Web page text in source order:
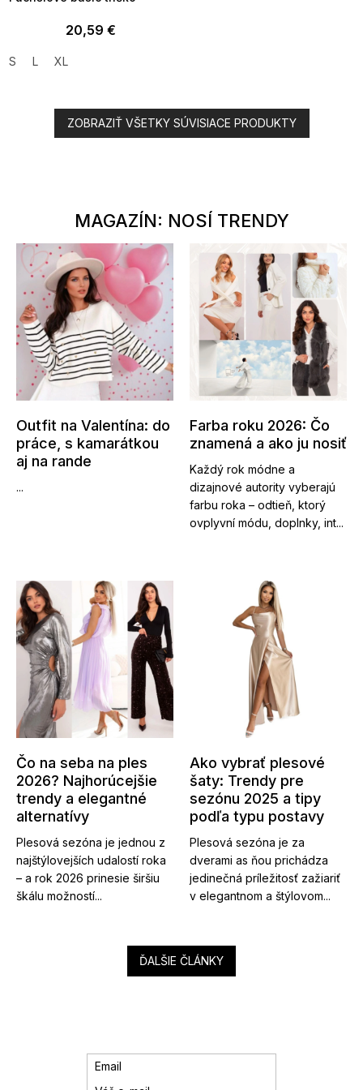
20,59 €
S L XL
ZOBRAZIŤ VŠETKY SÚVISIACE PRODUKTY
MAGAZÍN: NOSÍ TRENDY
Outfit na Valentína: do
práce, s kamarátkou
aj na rande
...
Farba roku 2026: Čo
znamená a ako ju nosiť
Každý rok módne a
dizajnové autority vyberajú
farbu roka – odtieň, ktorý
ovplyvní módu, doplnky, int...
Čo na seba na ples
2026? Najhorúcejšie
trendy a elegantné
alternatívy
Plesová sezóna je jednou z
najštýlovejších udalostí roka
– a rok 2026 prinesie širšiu
škálu možností...
Ako vybrať plesové
šaty: Trendy pre
sezónu 2025 a tipy
podľa typu postavy
Plesová sezóna je za
dverami as ňou prichádza
jedinečná príležitosť zažiariť
v elegantnom a štýlovom...
ĎALŠIE ČLÁNKY
Email